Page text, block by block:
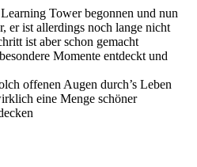
Tower begonnen und nun
er ist allerdings noch lange nicht
ist aber schon gemacht
Momente entdeckt und
offenen Augen durch’s Leben
eine Menge schöner